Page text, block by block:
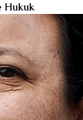
Hukuk